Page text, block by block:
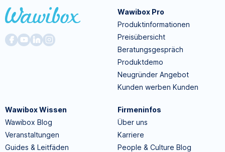
Wawibox Pro
Produktinformationen
Preisübersicht
Beratungsgespräch
Produktdemo
Neugründer Angebot
Kunden werben Kunden
Wawibox Wissen
Wawibox Blog
Veranstaltungen
Guides & Leitfäden
Firmeninfos
Über uns
Karriere
People & Culture Blog